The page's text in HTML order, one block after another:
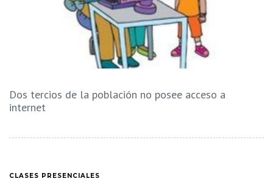
Dos tercios de la población no posee acceso a
internet
CLASES PRESENCIALES